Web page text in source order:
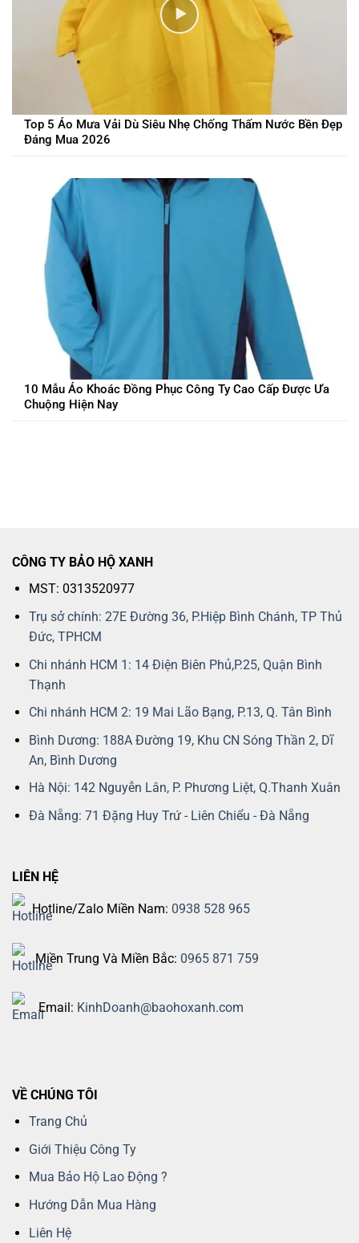
Top 5 Áo Mưa Vải Dù Siêu Nhẹ Chống Thấm Nước Bền Đẹp
Đáng Mua 2026
10 Mẫu Áo Khoác Đồng Phục Công Ty Cao Cấp Được Ưa
Chuộng Hiện Nay
CÔNG TY BẢO HỘ XANH
MST: 0313520977
Trụ sở chính: 27E Đường 36, P.Hiệp Bình Chánh, TP Thủ
Đức, TPHCM
Chi nhánh HCM 1: 14 Điện Biên Phủ,P.25, Quận Bình
Thạnh
Chi nhánh HCM 2: 19 Mai Lão Bạng, P.13, Q. Tân Bình
Bình Dương: 188A Đường 19, Khu CN Sóng Thần 2, Dĩ
An, Bình Dương
Hà Nội: 142 Nguyễn Lân, P. Phương Liệt, Q.Thanh Xuân
Đà Nẵng: 71 Đặng Huy Trứ - Liên Chiểu - Đà Nẵng
LIÊN HỆ
Hotline/Zalo Miền Nam: 0938 528 965
Miền Trung Và Miền Bắc: 0965 871 759
Email: KinhDoanh@baohoxanh.com
VỀ CHÚNG TÔI
Trang Chủ
Giới Thiệu Công Ty
Mua Bảo Hộ Lao Động ?
Hướng Dẫn Mua Hàng
Liên Hệ